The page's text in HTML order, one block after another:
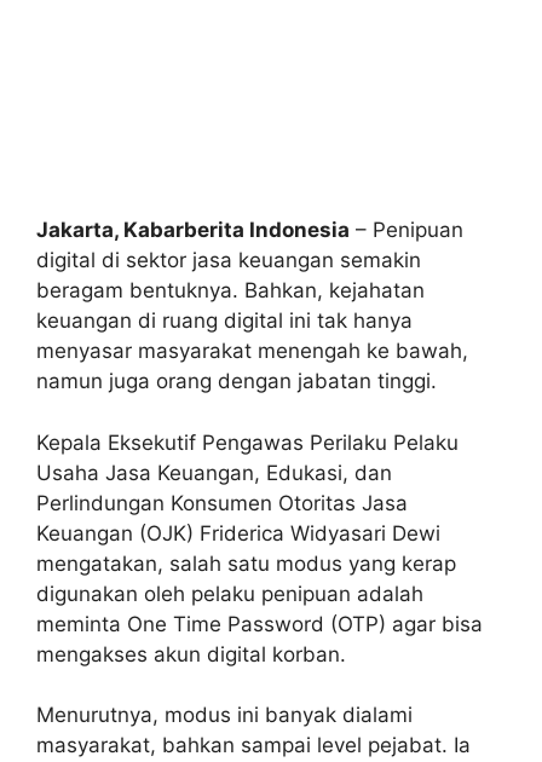
Jakarta, Kabarberita Indonesia – Penipuan
digital di sektor jasa keuangan semakin
beragam bentuknya. Bahkan, kejahatan
keuangan di ruang digital ini tak hanya
menyasar masyarakat menengah ke bawah,
namun juga orang dengan jabatan tinggi.
Kepala Eksekutif Pengawas Perilaku Pelaku
Usaha Jasa Keuangan, Edukasi, dan
Perlindungan Konsumen Otoritas Jasa
Keuangan (OJK) Friderica Widyasari Dewi
mengatakan, salah satu modus yang kerap
digunakan oleh pelaku penipuan adalah
meminta One Time Password (OTP) agar bisa
mengakses akun digital korban.
Menurutnya, modus ini banyak dialami
masyarakat, bahkan sampai level pejabat. Ia